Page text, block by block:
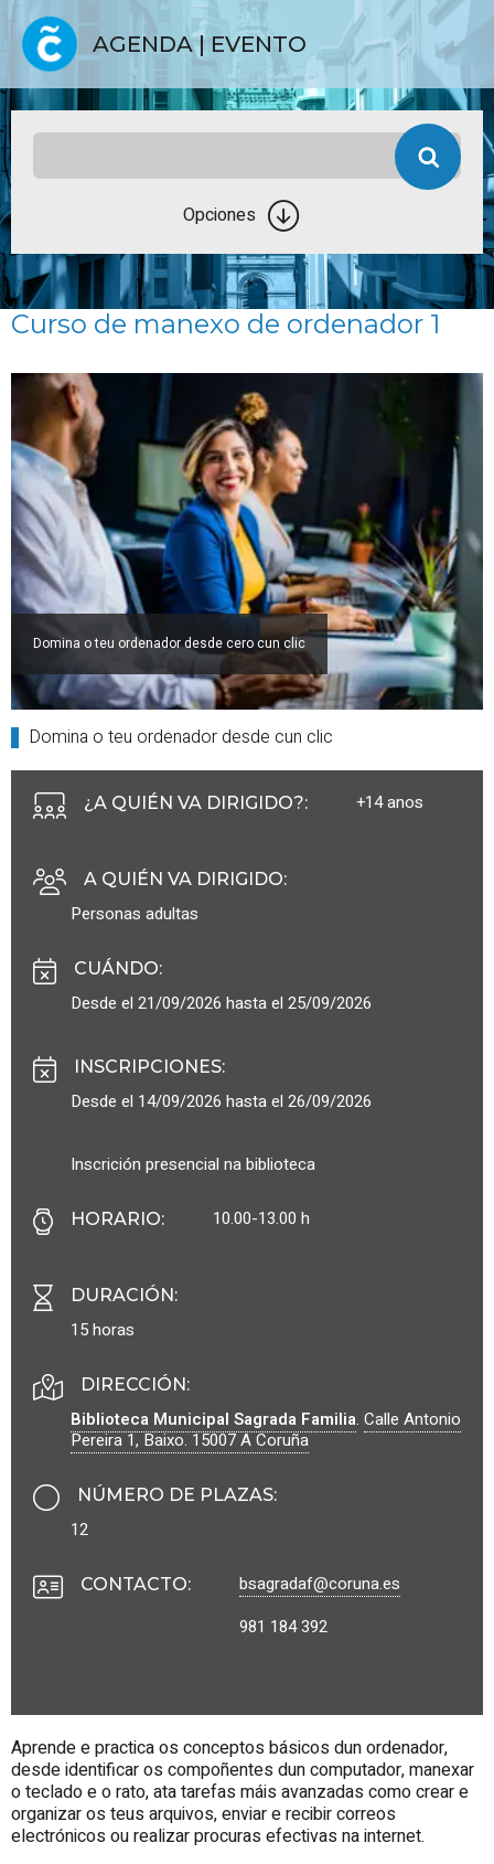
AGENDA | EVENTO
Opciones
Curso de manexo de ordenador 1
Domina o teu ordenador desde cero cun clic
Domina o teu ordenador desde cun clic
¿A QUIÉN VA DIRIGIDO?: +14 anos
A QUIÉN VA DIRIGIDO:
Personas adultas
CUÁNDO:
Desde el 21/09/2026 hasta el 25/09/2026
INSCRIPCIONES:
Desde el 14/09/2026 hasta el 26/09/2026
Inscrición presencial na biblioteca
HORARIO: 10.00-13.00 h
DURACIÓN:
15 horas
DIRECCIÓN:
Biblioteca Municipal Sagrada Familia. Calle Antonio
Pereira 1, Baixo.15007A Coruña
NÚMERO DE PLAZAS:
12
CONTACTO:
bsagradaf@coruna.es
981 184 392
Aprende e practica os conceptos básicos dun ordenador,
desde identificar os compoñentes dun computador, manexar
o teclado e o rato, ata tarefas máis avanzadas como crear e
organizar os teus arquivos, enviar e recibir correos
electrónicos ou realizar procuras efectivas na internet.